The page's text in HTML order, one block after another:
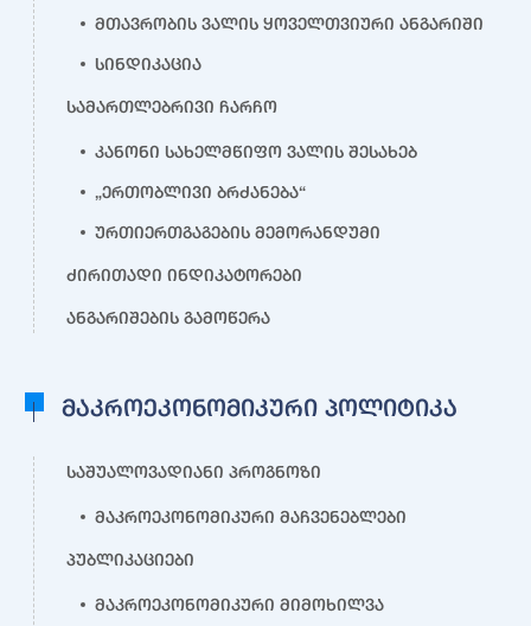
მთავრობის ვალის ყოველთვიური ანგარიში
სინდიკაცია
სამართლებრივი ჩარჩო
კანონი სახელმწიფო ვალის შესახებ
„ერთობლივი ბრძანება“
ურთიერთგაგების მემორანდუმი
ძირითადი ინდიკატორები
ანგარიშების გამოწერა
მაკროეკონომიკური პოლიტიკა
საშუალოვადიანი პროგნოზი
მაკროეკონომიკური მაჩვენებლები
პუბლიკაციები
მაკროეკონომიკური მიმოხილვა